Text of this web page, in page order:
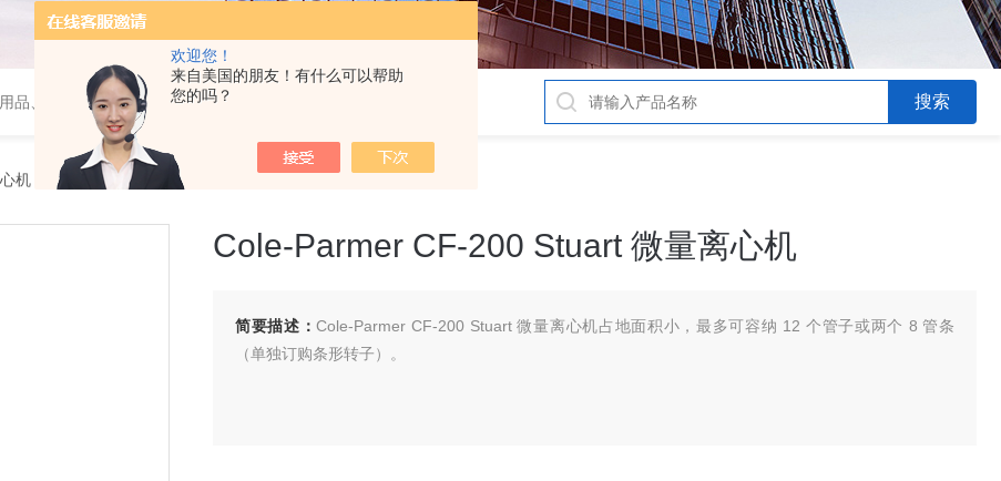
欢迎您！
来自美国的朋友！有什么可以帮助
您的吗？
、wiggens实验仪器，摇床、磁力搅拌器，电子天平
机 > Cole-Parmer CF-200 Stuart 微量离心机
Cole-Parmer CF-200 Stuart 微量离心机
简要描述：Cole-Parmer CF-200 Stuart 微量离心机占地面积小，最多可容纳 12 个管子或两个 8 管条
（单独订购条形转子）。